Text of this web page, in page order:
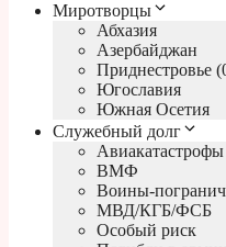
Миротворцы
Абхазия
Азербайджан
Приднестровье
Югославия
Южная Осетия
Служебный долг
Авиакатастрофы
ВМФ
Воины-
МВД/КГБ/ФСБ
Особый риск